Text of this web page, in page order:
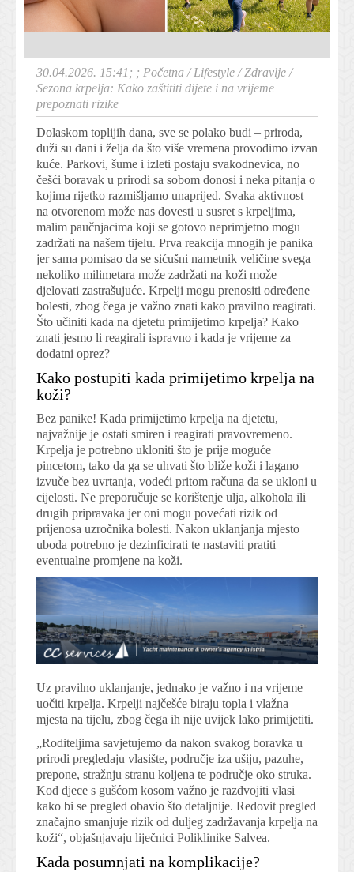
30.04.2026. 15:41; ; Početna /Lifestyle /Zdravlje /
Sezona krpelja: Kako zaštititi dijete i na vrijeme
prepoznati rizike
Dolaskom toplijih dana, sve se polako budi – priroda,
duži su dani i želja da što više vremena provodimo izvan
kuće. Parkovi, šume i izleti postaju svakodnevica, no
češći boravak u prirodi sa sobom donosi i neka pitanja o
kojima rijetko razmišljamo unaprijed. Svaka aktivnost
na otvorenom može nas dovesti u susret s krpeljima,
malim paučnjacima koji se gotovo neprimjetno mogu
zadržati na našem tijelu. Prva reakcija mnogih je panika
jer sama pomisao da se sićušni nametnik veličine svega
nekoliko milimetara može zadržati na koži može
djelovati zastrašujuće. Krpelji mogu prenositi određene
bolesti, zbog čega je važno znati kako pravilno reagirati.
Što učiniti kada na djetetu primijetimo krpelja? Kako
znati jesmo li reagirali ispravno i kada je vrijeme za
dodatni oprez?
Kako postupiti kada primijetimo krpelja na
koži?
Bez panike! Kada primijetimo krpelja na djetetu,
najvažnije je ostati smiren i reagirati pravovremeno.
Krpelja je potrebno ukloniti što je prije moguće
pincetom, tako da ga se uhvati što bliže koži i lagano
izvuče bez uvrtanja, vodeći pritom računa da se ukloni u
cijelosti. Ne preporučuje se korištenje ulja, alkohola ili
drugih pripravaka jer oni mogu povećati rizik od
prijenosa uzročnika bolesti. Nakon uklanjanja mjesto
uboda potrebno je dezinficirati te nastaviti pratiti
eventualne promjene na koži.
Uz pravilno uklanjanje, jednako je važno i na vrijeme
uočiti krpelja. Krpelji najčešće biraju topla i vlažna
mjesta na tijelu, zbog čega ih nije uvijek lako primijetiti.
„Roditeljima savjetujemo da nakon svakog boravka u
prirodi pregledaju vlasište, područje iza ušiju, pazuhe,
prepone, stražnju stranu koljena te područje oko struka.
Kod djece s gušćom kosom važno je razdvojiti vlasi
kako bi se pregled obavio što detaljnije. Redovit pregled
značajno smanjuje rizik od duljeg zadržavanja krpelja na
koži“, objašnjavaju liječnici Poliklinike Salvea.
Kada posumnjati na komplikacije?